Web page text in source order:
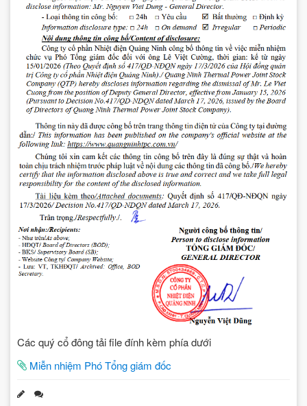
Các quý cổ đông tải file đính kèm phía dưới
Miễn nhiệm Phó Tổng giám đốc